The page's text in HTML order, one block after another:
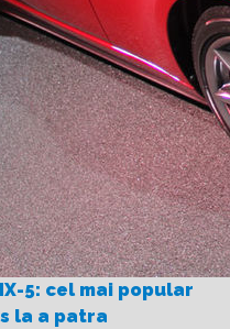
5: cel mai popular
la a patra